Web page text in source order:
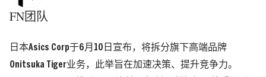
FN团队
日本Asics Corp于6月10日宣布，将拆分旗下高端品牌
Onitsuka Tiger业务，此举旨在加速决策、提升竞争力。